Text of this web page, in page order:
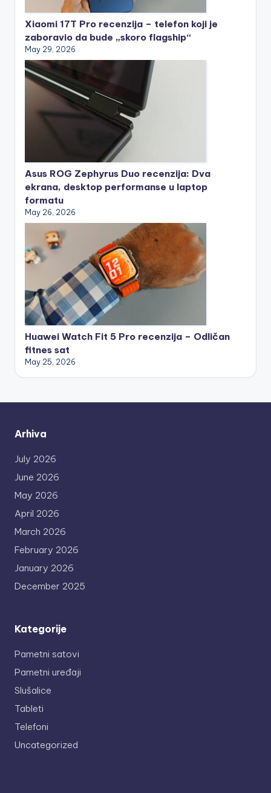
Xiaomi 17T Pro recenzija – telefon koji je
zaboravio da bude „skoro flagship“
May 29, 2026
Asus ROG Zephyrus Duo recenzija: Dva
ekrana, desktop performanse u laptop
formatu
May 26, 2026
Huawei Watch Fit 5 Pro recenzija – Odličan
fitnes sat
May 25, 2026
Arhiva
July 2026
June 2026
May 2026
April 2026
March 2026
February 2026
January 2026
December 2025
Kategorije
Pametni satovi
Pametni uređaji
Slušalice
Tableti
Telefoni
Uncategorized